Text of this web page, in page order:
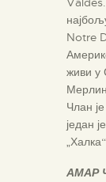
Notre
живи у
Члан
један
АМАР